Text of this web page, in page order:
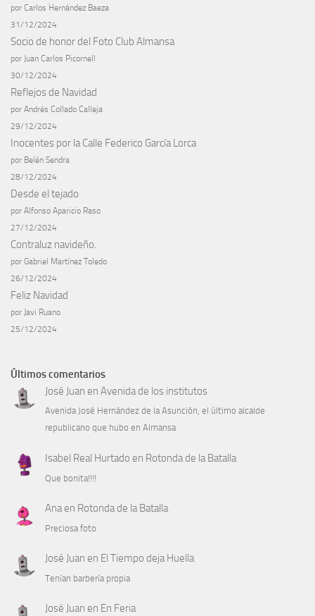
por Carlos Hernández Baeza
31/12/2024
Socio de honor del Foto Club Almansa
por Juan Carlos Picornell
30/12/2024
Reflejos de Navidad
por Andrés Collado Calleja
29/12/2024
Inocentes por la Calle Federico García Lorca
por Belén Sendra
28/12/2024
Desde el tejado
por Alfonso Aparicio Raso
27/12/2024
Contraluz navideño.
por Gabriel Martínez Toledo
26/12/2024
Feliz Navidad
por Javi Ruano
25/12/2024
Últimos comentarios
José Juan en Avenida de los institutos
Avenida José Hernández de la Asunción, el último alcalde
republicano que hubo en Almansa
Isabel Real Hurtado en Rotonda de la Batalla
Que bonita!!!!
Anaen Rotonda de la Batalla
Preciosa foto
José Juan en El Tiempo deja Huella
Tenían barbería propia
José Juan en En Feria